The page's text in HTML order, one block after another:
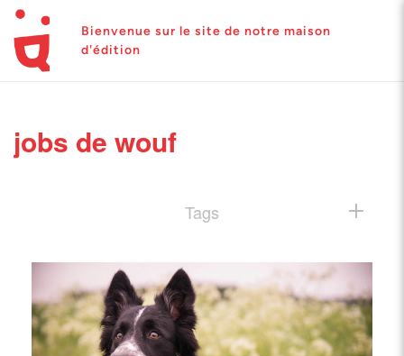
Bienvenue sur le site de notre maison
d'édition
jobs de wouf
Tags